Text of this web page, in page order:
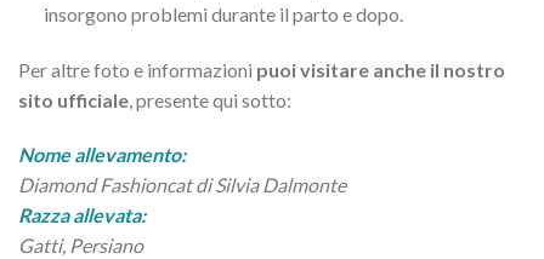
insorgono problemi durante il parto e dopo.
Per altre foto e informazioni puoi visitare anche il nostro
sito ufficiale , presente qui sotto:
Nome allevamento:
Diamond Fashioncat di Silvia Dalmonte
Razza allevata:
Gatti, Persiano